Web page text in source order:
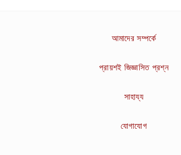
আমাদের সম্পর্কে
প্রায়শই জিজ্ঞাসিত প্রশ্ন
সাহায্য
যোগাযোগ